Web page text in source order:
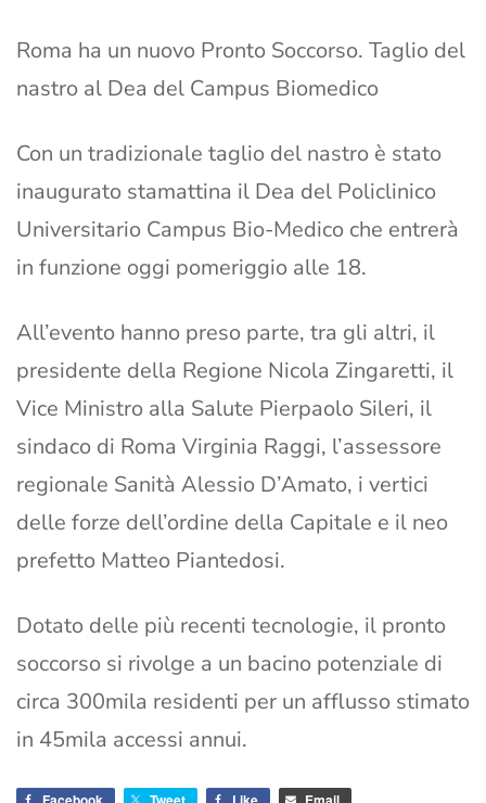
Roma ha un nuovo Pronto Soccorso. Taglio del
nastro al Dea del Campus Biomedico
Con un tradizionale taglio del nastro è stato
inaugurato stamattina il Dea del Policlinico
Universitario Campus Bio-Medico che entrerà
in funzione oggi pomeriggio alle 18.
All’evento hanno preso parte, tra gli altri, il
presidente della Regione Nicola Zingaretti, il
Vice Ministro alla Salute Pierpaolo Sileri, il
sindaco di Roma Virginia Raggi, l’assessore
regionale Sanità Alessio D’Amato, i vertici
delle forze dell’ordine della Capitale e il neo
prefetto Matteo Piantedosi.
Dotato delle più recenti tecnologie, il pronto
soccorso si rivolge a un bacino potenziale di
circa 300mila residenti per un afflusso stimato
in 45mila accessi annui.